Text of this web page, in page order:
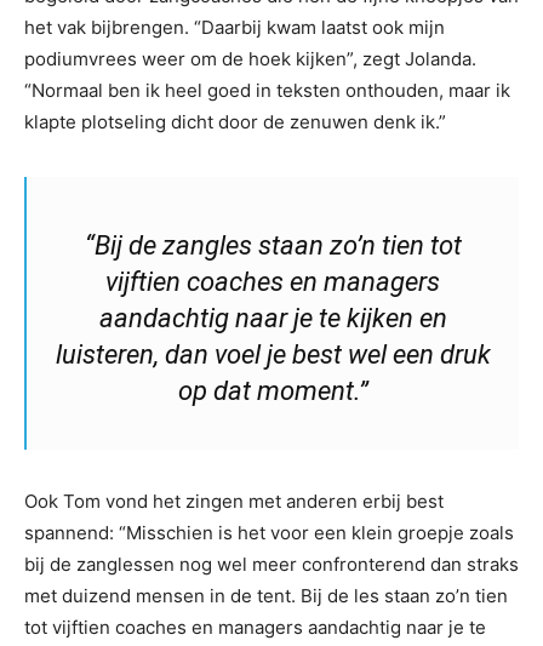
het vak bijbrengen. “Daarbij kwam laatst ook mijn
podiumvrees weer om de hoek kijken”, zegt Jolanda.
“Normaal ben ik heel goed in teksten onthouden, maar ik
klapte plotseling dicht door de zenuwen denk ik.”
“Bij de zangles staan zo’n tien tot
vijftien coaches en managers
aandachtig naar je te kijken en
luisteren, dan voel je best wel een druk
op dat moment.”
Ook Tom vond het zingen met anderen erbij best
spannend: “Misschien is het voor een klein groepje zoals
bij de zanglessen nog wel meer confronterend dan straks
met duizend mensen in de tent. Bij de les staan zo’n tien
tot vijftien coaches en managers aandachtig naar je te